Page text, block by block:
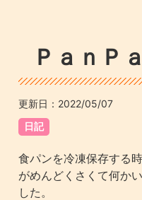
ＰａｎＰ
更新日： 2022/05/07
日記
食パンを冷凍保存する
がめんどくさくて何か
した。